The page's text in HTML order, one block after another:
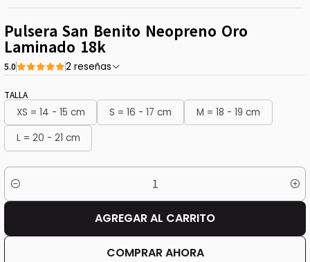
Pulsera San Benito Neopreno Oro
Laminado 18k
5.0 2 reseñas
TALLA
XS = 14 - 15 cm S = 16 - 17 cm
M = 18 - 19 cm
L = 20 - 21 cm
Cantidad
AGREGAR AL CARRITO
COMPRAR AHORA